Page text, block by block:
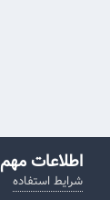
اطلاعات مهم
شرایط استفاده